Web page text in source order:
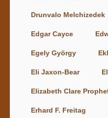
Drunvalo Melchizedek
Edgar Cayce
Egely György
Eli Jaxon-Bear
Elizabeth Clare
Erhard F. Freitag